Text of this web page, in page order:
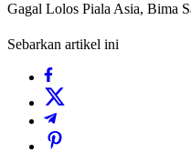
Gagal Lolos Piala Asia, Bima
Sebarkan artikel ini